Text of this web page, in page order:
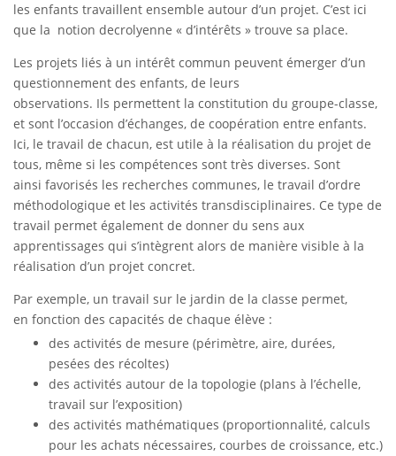
les enfants travaillent ensemble autour d’un projet. C’est ici
que la notion decrolyenne « d’intérêts » trouve sa place.
Les projets liés à un intérêt commun peuvent émerger d’un
questionnement des enfants, de leurs
observations. Ils permettent la constitution du groupe-classe,
et sont l’occasion d’échanges, de coopération entre enfants.
Ici, le travail de chacun, est utile à la réalisation du projet de
tous, même si les compétences sont très diverses. Sont
ainsi favorisés les recherches communes, le travail d’ordre
méthodologique et les activités transdisciplinaires. Ce type de
travail permet également de donner du sens aux
apprentissages qui s’intègrent alors de manière visible à la
réalisation d’un projet concret.
Par exemple, un travail sur le jardin de la classe permet,
en fonction des capacités de chaque élève :
des activités de mesure (périmètre, aire, durées,
pesées des récoltes)
des activités autour de la topologie (plans à l’échelle,
travail sur l’exposition)
des activités mathématiques (proportionnalité, calculs
pour les achats nécessaires, courbes de croissance, etc.)